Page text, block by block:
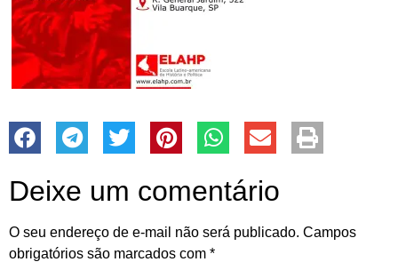
Deixe um comentário
O seu endereço de e-mail não será publicado. Campos
obrigatórios são marcados com *